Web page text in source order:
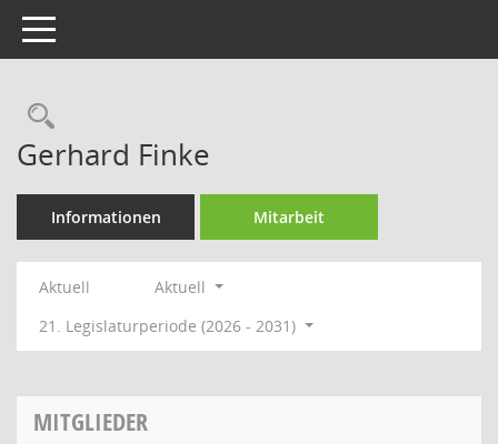
Toggle navigation
Rechercheauswahl
Gerhard Finke
Informationen Mitarbeit
Aktuell
Aktuell
21. Legislaturperiode (2026 - 2031)
MITGLIEDER